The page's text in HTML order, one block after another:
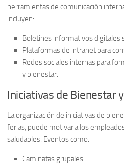
herramientas de comunicación
incluyen:
Boletines informativos digitales
Plataformas de intranet para
Redes sociales internas para
y bienestar.
Iniciativas de Bienestar
La organización de iniciativas de
ferias, puede motivar a los
saludables. Eventos como:
Caminatas grupales.